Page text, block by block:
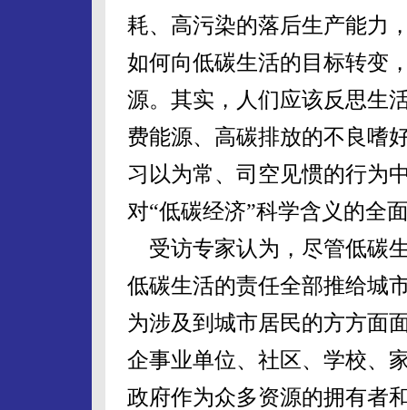
耗、高污染的落后生产能力
如何向低碳生活的目标转变
源。其实，人们应该反思生
费能源、高碳排放的不良嗜
习以为常、司空见惯的行为
对“低碳经济”科学含义的全
受访专家认为，尽管低碳
低碳生活的责任全部推给城
为涉及到城市居民的方方面
企事业单位、社区、学校、
政府作为众多资源的拥有者